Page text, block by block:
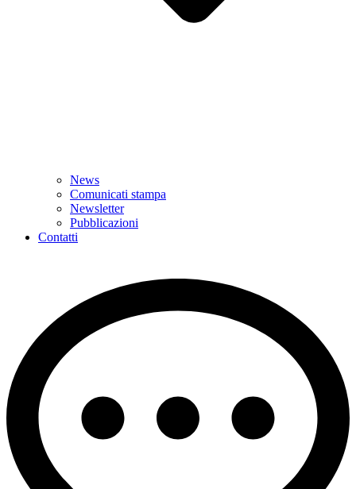
News
Comunicati stampa
Newsletter
Pubblicazioni
Contatti